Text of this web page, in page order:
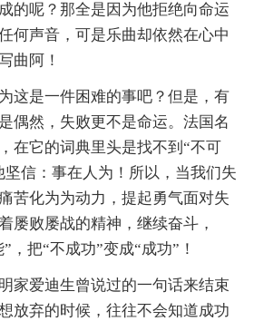
的呢？那全是因为他拒绝向命运
何声音，可是乐曲却依然在心中
曲阿！
这是一件困难的事吧？但是，有
偶然，失败更不是命运。法国名
在它的词典里头是找不到“不可
信：事在人为！所以，当我们失
苦化为为动力，提起勇气面对失
屡败屡战的精神，继续奋斗，
，把“不成功”变成“成功”！
家爱迪生曾说过的一句话来结束
放弃的时候，往往不会知道成功